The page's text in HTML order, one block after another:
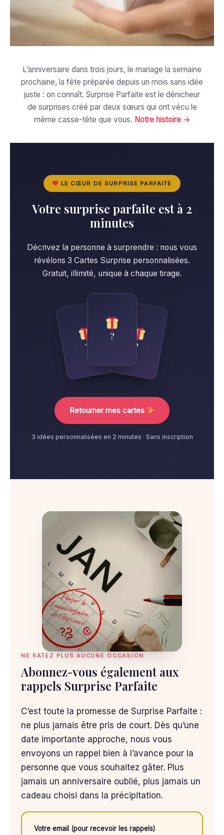
L’anniversaire dans trois jours, le mariage la semaine
prochaine, la fête préparée depuis un mois sans idée
juste : on connaît. Surprise Parfaite est le dénicheur
de surprises créé par deux sœurs qui ont vécu le
même casse-tête que vous. Notre histoire →
LE CŒUR DE SURPRISE PARFAITE
Votre surprise parfaite est à 2
minutes
Décrivez la personne à surprendre : nous vous
révélons 3 Cartes Surprise personnalisées.
Gratuit, illimité, unique à chaque tirage.
?
?
?
Retourner mes cartes
3 idées personnalisées en 2 minutes · Sans inscription
NE RATEZ PLUS AUCUNE OCCASION
Abonnez-vous également aux
rappels Surprise Parfaite
C’est toute la promesse de Surprise Parfaite :
ne plus jamais être pris de court. Dès qu’une
date importante approche, nous vous
envoyons un rappel bien à l’avance pour la
personne que vous souhaitez gâter. Plus
jamais un anniversaire oublié, plus jamais un
cadeau choisi dans la précipitation.
Votre email (pour recevoir les rappels)